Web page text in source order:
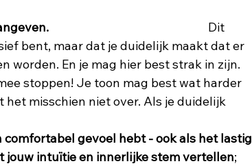
                                                          Dit
bent, maar dat je duidelijk maakt dat er
worden. En je mag hier best strak in zijn.
stoppen! Je toon mag best wat harder
misschien niet over. Als je duidelijk
gevoel hebt - ook als het lastig
jouw intuïtie en innerlijke stem vertellen;